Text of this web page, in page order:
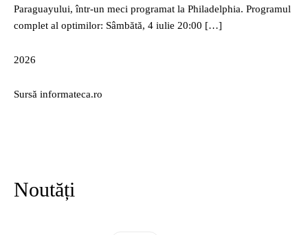
Paraguayului, într-un meci programat la Philadelphia. Programul
complet al optimilor: Sâmbătă, 4 iulie 20:00 […]
2026
Sursă informateca.ro
Noutăți